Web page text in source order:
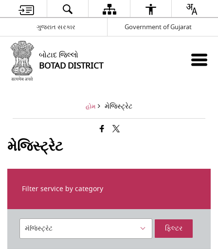
ગુજરાત સરકાર Government of Gujarat
બોટાદ જિલ્લો
BOTAD DISTRICT
હોમ મેજિસ્ટ્રેટ
મેજિસ્ટ્રેટ
Filter service by category
ફિલ્ટર